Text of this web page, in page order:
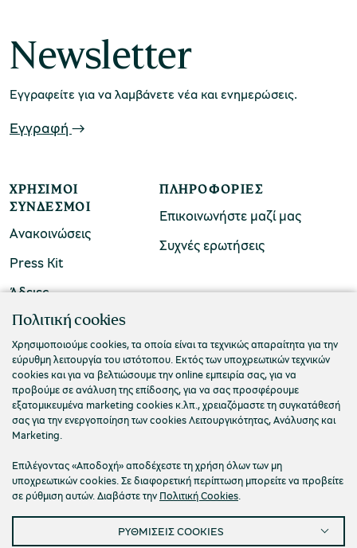
Newsletter
Εγγραφείτε για να λαμβάνετε νέα και ενημερώσεις.
Εγγραφή
ΧΡΉΣΙΜΟΙ
ΣΎΝΔΕΣΜΟΙ
Ανακοινώσεις
Press Kit
Άδειες
ΠΛΗΡΟΦΟΡΊΕΣ
Επικοινωνήστε μαζί μας
Συχνές ερωτήσεις
ΠΟΛΙΤΙΣΤΙΚΟ ΙΔΡΥΜΑ ΟΜΙΛΟΥ ΠΕΙΡΑΙΩΣ
Τ. 210 3256922
Ε. info@piop.gr
ΣΥΝΔΕΘΕΙΤΕ ΜΑΖΙ ΜΑΣ
Πολιτική απορρήτου Όροι χρήσης Cookies
Πολιτική cookies
Χρησιμοποιούμε cookies, τα οποία είναι τα τεχνικώς απαραίτητα για την
εύρυθμη λειτουργία του ιστότοπου. Εκτός των υποχρεωτικών τεχνικών
cookies και για να βελτιώσουμε την online εμπειρία σας, για να
προβούμε σε ανάλυση της επίδοσης, για να σας προσφέρουμε
εξατομικευμένα marketing cookies κ.λπ., χρειαζόμαστε τη συγκατάθεσή
σας για την ενεργοποίηση των cookies Λειτουργικότητας, Ανάλυσης και
Marketing.
Επιλέγοντας «Αποδοχή» αποδέχεστε τη χρήση όλων των μη
υποχρεωτικών cookies. Σε διαφορετική περίπτωση μπορείτε να προβείτε
σε ρύθμιση αυτών. Διαβάστε την Πολιτική Cookies.
ΡΥΘΜΙΣΕΙΣ COOKIES